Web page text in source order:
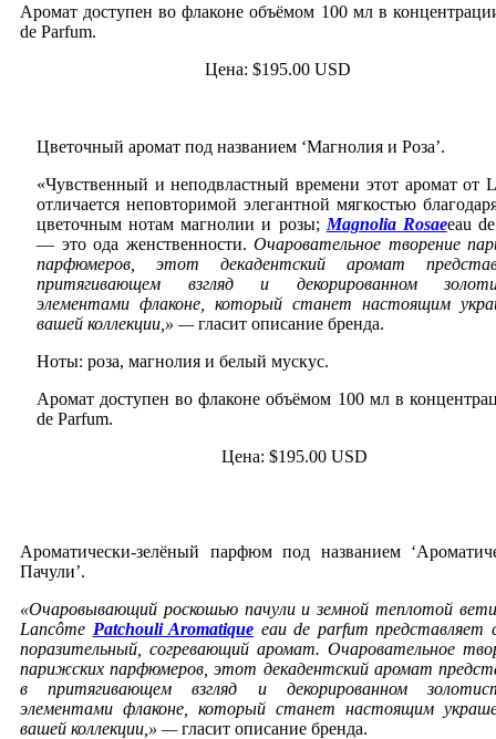
Аромат доступен во флаконе объёмом 100 мл в
de Parfum.
Цена: $195.00 USD
Цветочный аромат под названием ‘Магнолия и Роза’.
«Чувственный и неподвластный времени этот аромат от
отличается неповторимой элегантной мягкостью
цветочным нотам магнолии и розы; Magnolia Rosaeeau
— это ода женственности. Очаровательное творение
парфюмеров, этот декадентский аромат
притягивающем взгляд и декорированном
элементами флаконе, который станет настоящим
вашей коллекции,» —гласит описание бренда.
Ноты: роза, магнолия и белый мускус.
Аромат доступен во флаконе объёмом 100 мл в
de Parfum.
Цена: $195.00 USD
Ароматически-зелёный парфюм под названием
Пачули’.
«Очаровывающий роскошью пачули и земной теплотой
Lancôme Patchouli Aromatique eau de parfum представляет
поразительный, согревающий аромат. Очаровательное
парижских парфюмеров, этот декадентский аромат
в притягивающем взгляд и декорированном
элементами флаконе, который станет настоящим
вашей коллекции,» —гласит описание бренда.